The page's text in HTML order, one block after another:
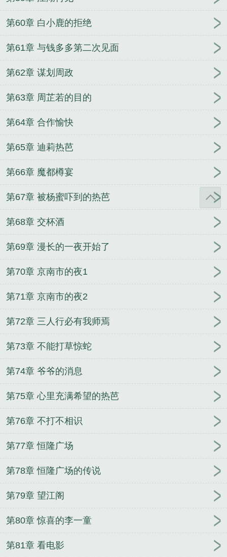
第60章 白小鹿的拒绝
第61章 与钱多多第二次见面
第62章 谋划周政
第63章 周芷若的目的
第64章 合作愉快
第65章 迪莉热芭
第66章 魔都樽宴
第67章 被杨蜜吓到的热芭
第68章 交杯酒
第69章 漫长的一夜开始了
第70章 京南市的夜1
第71章 京南市的夜2
第72章 三人行必有我师焉
第73章 不能打草惊蛇
第74章 爷爷的消息
第75章 心里充满希望的热芭
第76章 不打不相识
第77章 恒隆广场
第78章 恒隆广场的传说
第79章 望江阁
第80章 惊喜的李一童
第81章 看电影